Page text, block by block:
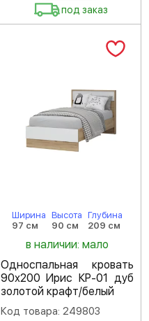
под заказ
Ширина
97 см
Высота
90 см
Глубина
209 см
в наличии: мало
Односпальная кровать
90х200 Ирис КР-01 дуб
золотой крафт/белый
Код товара: 249803